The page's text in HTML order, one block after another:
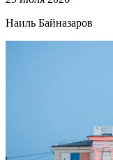
Наиль Байназаров